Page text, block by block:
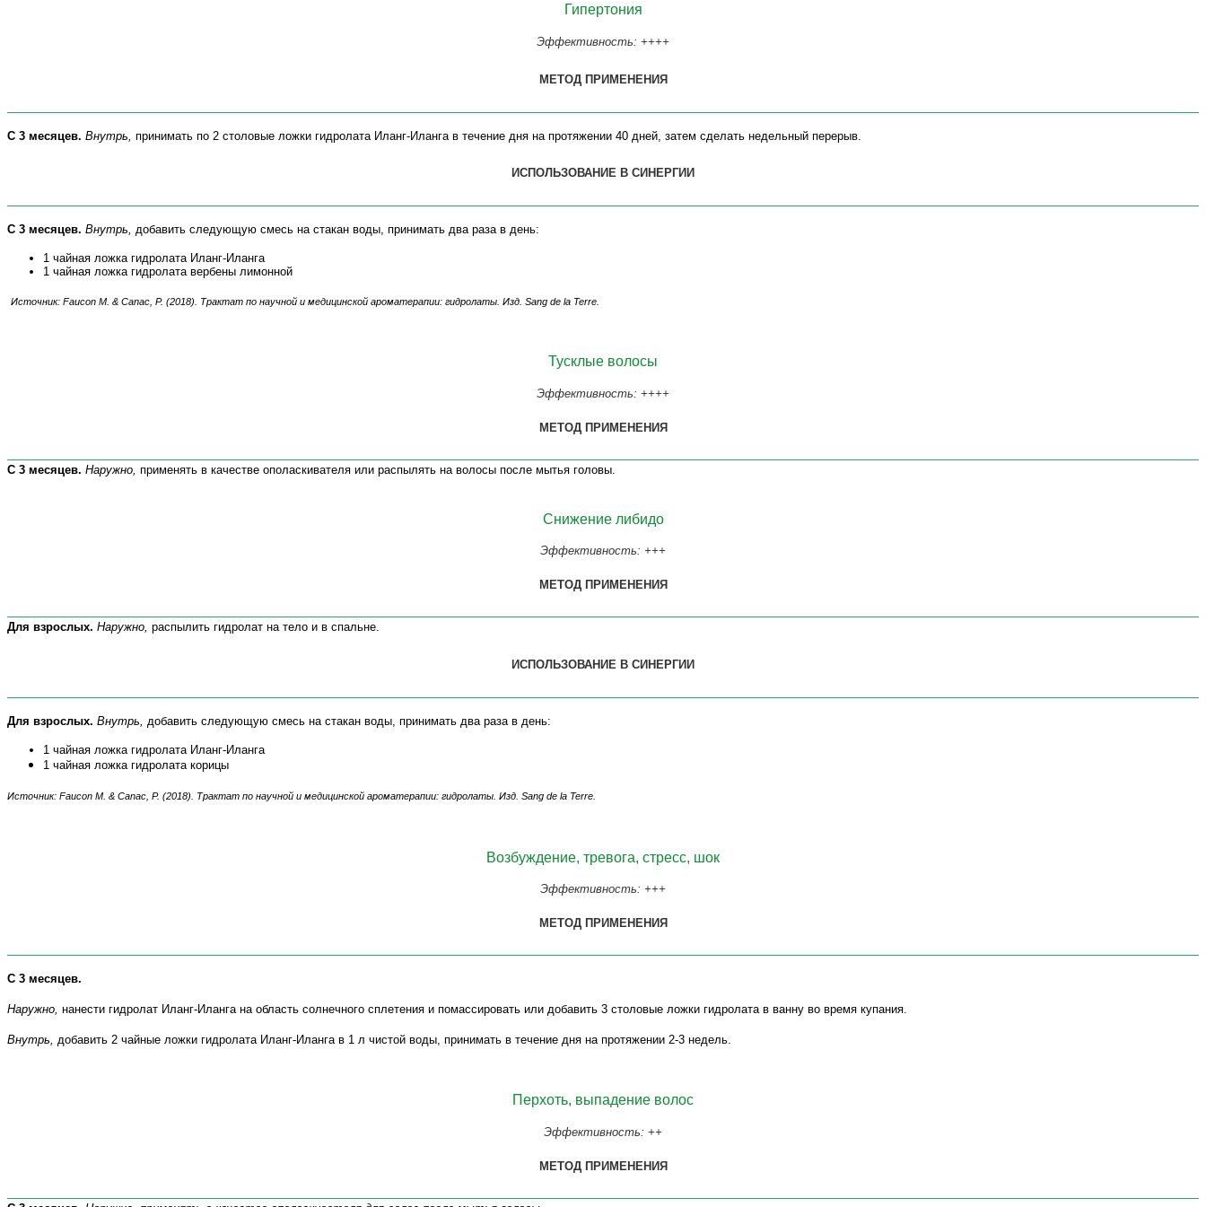
Гипертония
Эффективность: ++++
МЕТОД ПРИМЕНЕНИЯ
С 3 месяцев. Внутрь, принимать по 2 столовые ложки гидролата Иланг-Иланга в течение дня на протяжении 40 дней, затем сделать недельный перерыв.
ИСПОЛЬЗОВАНИЕ В СИНЕРГИИ
С 3 месяцев. Внутрь, добавить следующую смесь на стакан воды, принимать два раза в день:
1 чайная ложка гидролата Иланг-Иланга
1 чайная ложка гидролата вербены лимонной
Источник: Faucon M . & Canac, P. (2018). Трактат по научной и медицинской ароматерапии: гидролаты Изд. Sang de la Terre.
Тусклые волосы
Эффективность: ++++
МЕТОД ПРИМЕНЕНИЯ
С 3 месяцев. Наружно, применять в качестве ополаскивателя или распылять на волосы после мытья головы.
Снижение либидо
Эффективность: +++
МЕТОД ПРИМЕНЕНИЯ
Для взрослых. Наружно, распылить гидролат на тело и в спальне.
ИСПОЛЬЗОВАНИЕ В СИНЕРГИИ
Для взрослых. Внутрь, добавить следующую смесь на стакан воды, принимать два раза в день:
1 чайная ложка гидролата Иланг-Иланга
1 чайная ложка гидролата корицы
Источник: Faucon M & Canac, P. (2018). Трактат по научной и медицинской ароматерапии: гидролаты . Изд. Sang de la Terre.
Возбуждение, тревога, стресс, шок
Эффективность: +++
МЕТОД ПРИМЕНЕНИЯ
С 3 месяцев.
Наружно, нанести гидролат Иланг-Иланга на область солнечного сплетения и помассировать или добавить 3 столовые ложки гидролата в ванну во время купания.
Внутрь, добавить 2 чайные ложки гидролата Иланг-Иланга в 1 л чистой воды, принимать в течение дня на протяжении 2-3 недель.
Перхоть, выпадение волос
Эффективность: ++
МЕТОД ПРИМЕНЕНИЯ